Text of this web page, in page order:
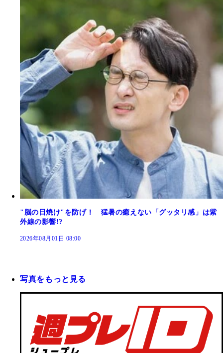
"脳の日焼け"を防げ！ 猛暑の癒えない「グッタリ感」は紫
外線の影響!?
2026年08月01日 08:00
写真をもっと見る